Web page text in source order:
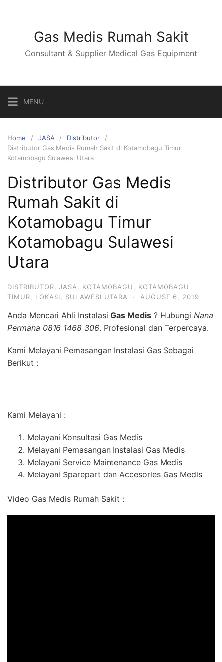
Gas Medis Rumah Sakit
Consultant & Supplier Medical Gas Equipment
MENU
Home JASA
Distributor
Distributor Gas Medis Rumah Sakit di Kotamobagu Timur
Kotamobagu Sulawesi Utara
Distributor Gas Medis
Rumah Sakit di
Kotamobagu Timur
Kotamobagu Sulawesi
Utara
DISTRIBUTOR JASA KOTAMOBAGU
KOTAMOBAGU
TIMUR
LOKASI SULAWESI UTARA · AUGUST 6, 2019
Anda Mencari Ahli Instalasi Gas Medis ? Hubungi Nana
Permana 0816 1468 306. Profesional dan Terpercaya.
Kami Melayani Pemasangan Instalasi Gas Sebagai
Berikut :
Kami Melayani :
Melayani Konsultasi Gas Medis
Melayani Pemasangan Instalasi Gas Medis
Melayani Service Maintenance Gas Medis
Melayani Sparepart dan Accesories Gas Medis
Video Gas Medis Rumah Sakit :